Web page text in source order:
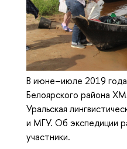
В июне–июле 2019
Белоярского района
Уральская
и МГУ. Об экспедиции
участники.